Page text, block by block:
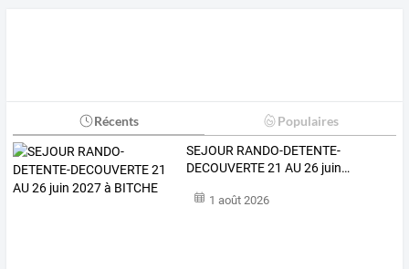
Récents Populaires
SEJOUR RANDO-DETENTE-
DECOUVERTE21 AU26 juin…
1 août 2026